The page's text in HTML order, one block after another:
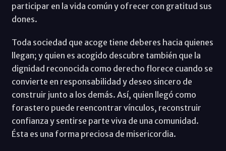
participar en la vida común y ofrecer con gratitud sus
dones.
Toda sociedad que acoge tiene deberes hacia quienes
llegan; y quien es acogido descubre también que la
dignidad reconocida como derecho florece cuando se
convierte en responsabilidad y deseo sincero de
construir junto a los demás. Así, quien llegó como
forastero puede reencontrar vínculos, reconstruir
confianza y sentirse parte viva de una comunidad.
Ésta es una forma preciosa de misericordia.